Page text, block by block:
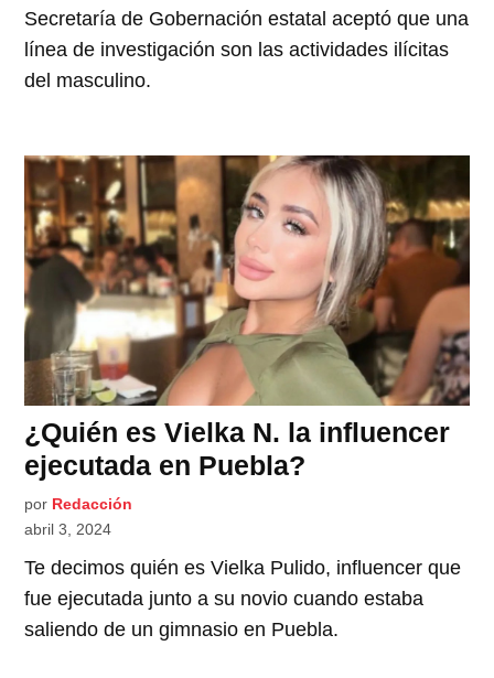
Secretaría de Gobernación estatal aceptó que una
línea de investigación son las actividades ilícitas
del masculino.
¿Quién es Vielka N. la influencer
ejecutada en Puebla?
por Redacción
abril 3, 2024
Te decimos quién es Vielka Pulido, influencer que
fue ejecutada junto a su novio cuando estaba
saliendo de un gimnasio en Puebla.